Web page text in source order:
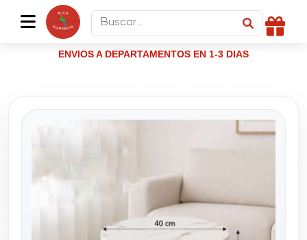
ENVIOS A DEPARTAMENTOS EN 1-3 DIAS